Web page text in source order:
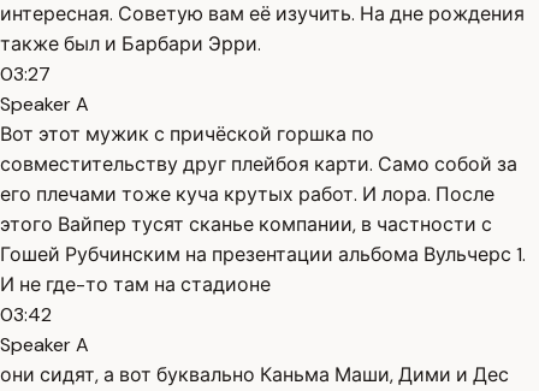
интересная. Советую вам её изучить. На дне рождения
также был и Барбари Эрри.
03:27
Speaker A
Вот этот мужик с причёской горшка по
совместительству друг плейбоя карти. Само собой за
его плечами тоже куча крутых работ. И лора. После
этого Вайпер тусят сканье компании, в частности с
Гошей Рубчинским на презентации альбома Вульчерс 1.
И не где-то там на стадионе
03:42
Speaker A
они сидят, а вот буквально Каньма Маши, Дими и Дес